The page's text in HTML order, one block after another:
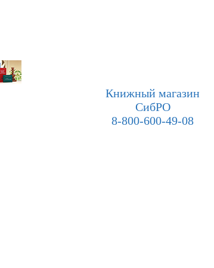
Книжный магазин
СибРО
8-800-600-49-08